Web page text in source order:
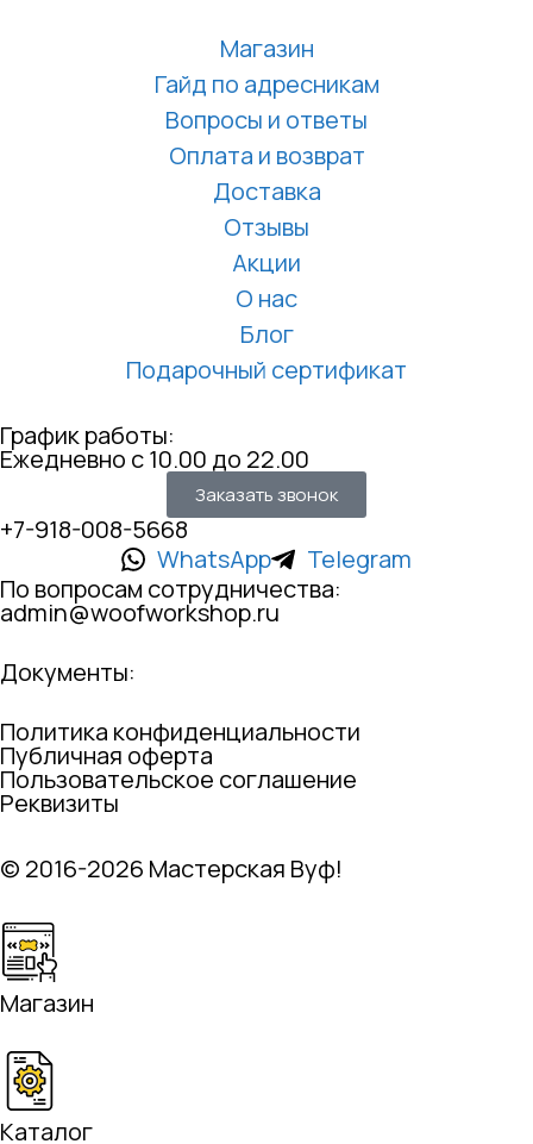
Магазин
Гайд по адресникам
Вопросы и ответы
Оплата и возврат
Доставка
Отзывы
Акции
О нас
Блог
Подарочный сертификат
График работы:
Ежедневно с 10.00 до 22.00
Заказать звонок
+7-918-008-5668
WhatsApp
Telegram
По вопросам сотрудничества:
admin@woofworkshop.ru
Документы:
Политика конфиденциальности
Публичная оферта
Пользовательское соглашение
Реквизиты
© 2016-2026 Мастерская Вуф!
Магазин
Каталог